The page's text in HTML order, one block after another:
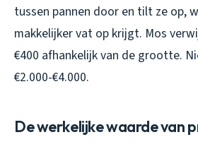
tussen pannen door en tilt ze op,
makkelijker vat op krijgt. Mos
€400 afhankelijk van de grootte.
€2.000-€4.000.
De werkelijke waarde van